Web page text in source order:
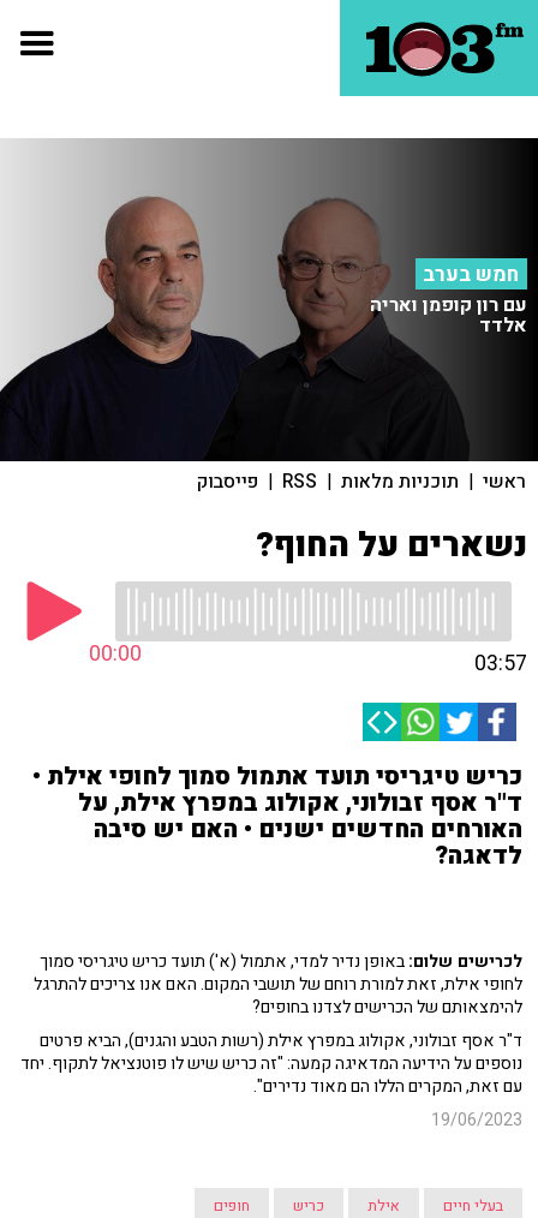
חמש בערב
עם רון קופמן ואריה
אלדד
ראשי | תוכניות מלאות |
RSS
| פייסבוק
נשארים על החוף?
00:00 03:57
כריש טיגריסי תועד אתמול סמוך לחופי אילת •
ד"ר אסף זבולוני, אקולוג במפרץ אילת, על
האורחים החדשים ישנים • האם יש סיבה
לדאגה?
לכרישים שלום:באופן נדיר למדי, אתמול (א') תועד כריש טיגריסי סמוך
לחופי אילת, זאת למורת רוחם של תושבי המקום. האם אנו צריכים להתרגל
להימצאותם של הכרישים לצדנו בחופים?
ד"ר אסף זבולוני, אקולוג במפרץ אילת (רשות הטבע והגנים), הביא פרטים
נוספים על הידיעה המדאיגה קמעה: "זה כריש שיש לו פוטנציאל לתקוף. יחד
עם זאת, המקרים הללו הם מאוד נדירים".
19/06/2023
בעלי חיים אילת כריש חופים